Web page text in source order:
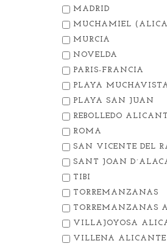
MADRID
MUCHAMIEL
MURCIA
NOVELDA
PARIS-FRANCIA
PLAYA
PLAYA SAN JUAN
REBOLLEDO
ROMA
SAN VICENTE DEL
SANT JOAN
TIBI
TORREMANZANAS
TORREMANZANAS
VILLAJOYOSA
VILLENA ALICANTE